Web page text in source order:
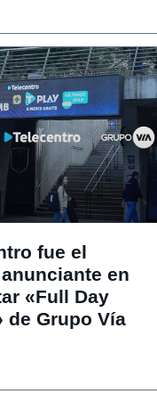
fue el
en
«Full Day
de Grupo Vía